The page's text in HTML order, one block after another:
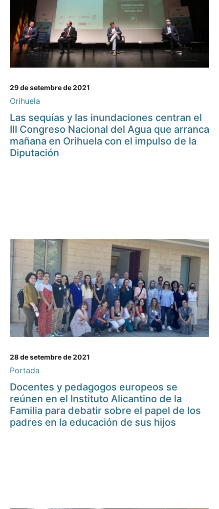
29 de setembre de 2021
Orihuela
Las sequías y las inundaciones centran el
III Congreso Nacional del Agua que arranca
mañana en Orihuela con el impulso de la
Diputación
28 de setembre de 2021
Portada
Docentes y pedagogos europeos se
reúnen en el Instituto Alicantino de la
Familia para debatir sobre el papel de los
padres en la educación de sus hijos